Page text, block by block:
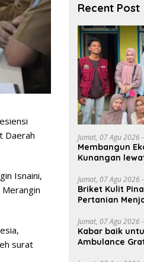
Daerah
Isnaini,
surat
Recent Post
Jumat, 07 Agu 2026
Membangun
Kunangan
Jumat, 07 Agu 2026
Briket Kulit
Pertanian
Jumat, 07 Agu 2026
Kabar baik
Ambulance